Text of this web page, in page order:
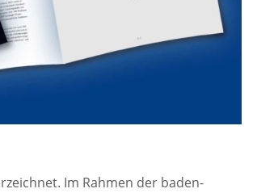
Im Rahmen der baden-